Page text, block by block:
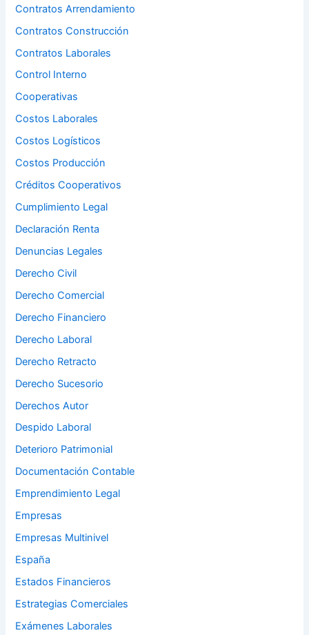
Contratos Arrendamiento
Contratos Construcción
Contratos Laborales
Control Interno
Cooperativas
Costos Laborales
Costos Logísticos
Costos Producción
Créditos Cooperativos
Cumplimiento Legal
Declaración Renta
Denuncias Legales
Derecho Civil
Derecho Comercial
Derecho Financiero
Derecho Laboral
Derecho Retracto
Derecho Sucesorio
Derechos Autor
Despido Laboral
Deterioro Patrimonial
Documentación Contable
Emprendimiento Legal
Empresas
Empresas Multinivel
España
Estados Financieros
Estrategias Comerciales
Exámenes Laborales